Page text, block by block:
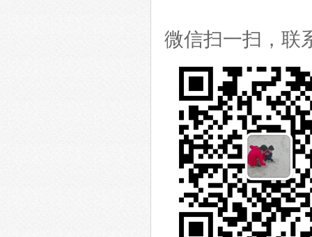
微信扫一扫，联